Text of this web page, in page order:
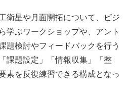
衛星や月面開拓について、ビジ
学ぶワークショップや、アント
題検討やフィードバックを行う
課題設定」「情報収集」「整
素を反復練習できる構成となっ